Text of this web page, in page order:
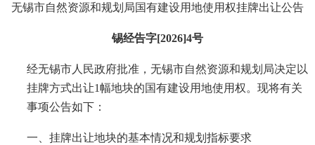
无锡市自然资源和规划局国有建设用地使用权挂牌出让公告
锡经告字[2026]4号
经无锡市人民政府批准，无锡市自然资源和规划局决定以
挂牌方式出让1幅地块的国有建设用地使用权。现将有关
事项公告如下：
一、挂牌出让地块的基本情况和规划指标要求